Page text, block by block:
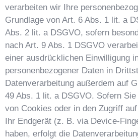
verarbeiten wir Ihre
Grundlage von Art. 6 Abs. 1 lit. a
Abs. 2 lit. a DSGVO, sofern
nach Art. 9 Abs. 1 DSGVO
einer ausdrücklichen Einwilligung
personenbezogener Daten in
Datenverarbeitung außerdem auf
49 Abs. 1 lit. a DSGVO. Sofern
von Cookies oder in den Zugriff
Ihr Endgerät (z. B. via Device-
haben, erfolgt die